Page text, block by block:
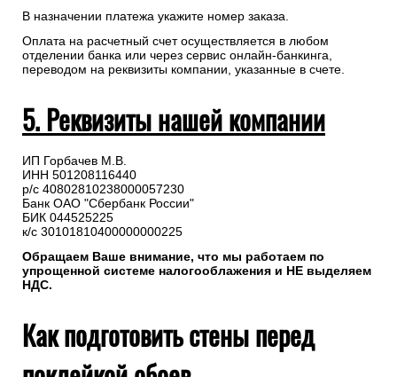
В назначении платежа укажите номер заказа.
Оплата на расчетный счет осуществляется в любом
отделении банка или через сервис онлайн-банкинга,
переводом на реквизиты компании, указанные в счете.
5. Реквизиты нашей компании
ИП Горбачев М.В.
ИНН 501208116440
р/с 40802810238000057230
Банк ОАО "Сбербанк России"
БИК 044525225
к/с 30101810400000000225
Обращаем Ваше внимание, что мы работаем по
упрощенной системе налогооблажения и НЕ выделяем
НДС.
Как подготовить стены перед